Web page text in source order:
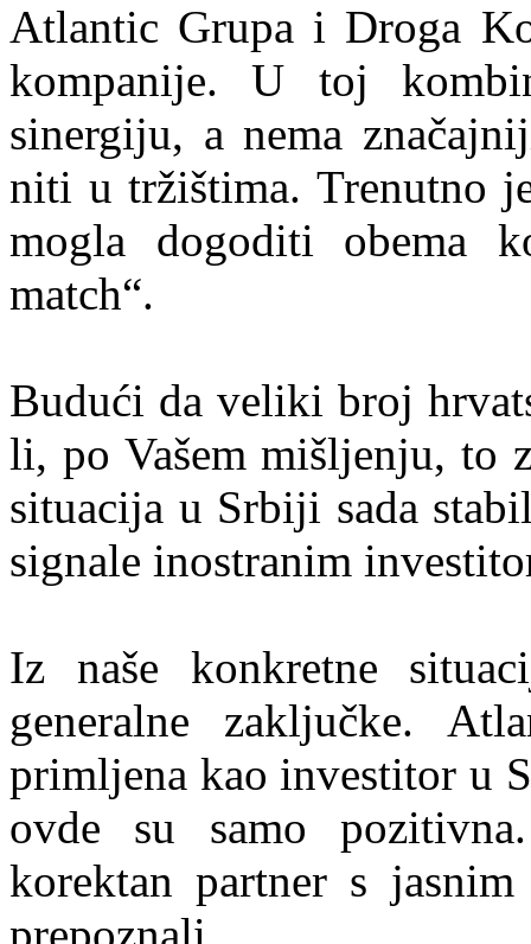
Atlantic Grupa i Droga
kompanije. U toj
sinergiju, a nema
niti u tržištima. Trenutno
mogla dogoditi obema
match“.
Budući da veliki broj
li, po Vašem mišljenju, to
situacija u Srbiji sada
signale inostranim
Iz naše konkretne
generalne zaključke.
primljena kao investitor u
ovde su samo
korektan partner s